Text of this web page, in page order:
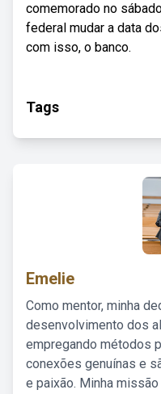
comemorado no
federal mudar a data
com isso, o banco.
Tags
Emelie
Como mentor, minha
desenvolvimento dos
empregando métodos
conexões genuínas e
e paixão. Minha